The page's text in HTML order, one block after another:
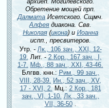
Обретение мощей прп.
ДалматаИсетского. Сщмч.
Алфея диакона. Свв.
Николая(икона) и Иоанна
испп., пресвитеров.
Утр. - Лк., 106 зач., XXI, 12-
19. Лит. - 2 Кор., 167 зач., I,
1-7. Мф., 88 зач., XXI, 43-46.
Блгвв. кнн.: Рим., 99 зач.,
VIII, 28-39. Ин., 52 зач., XV,
17 - XVI, 2.Мц.: 2 Кор., 181
зач., VI, 1-10. Лк., 33 зач.,
VII, 36-50 .